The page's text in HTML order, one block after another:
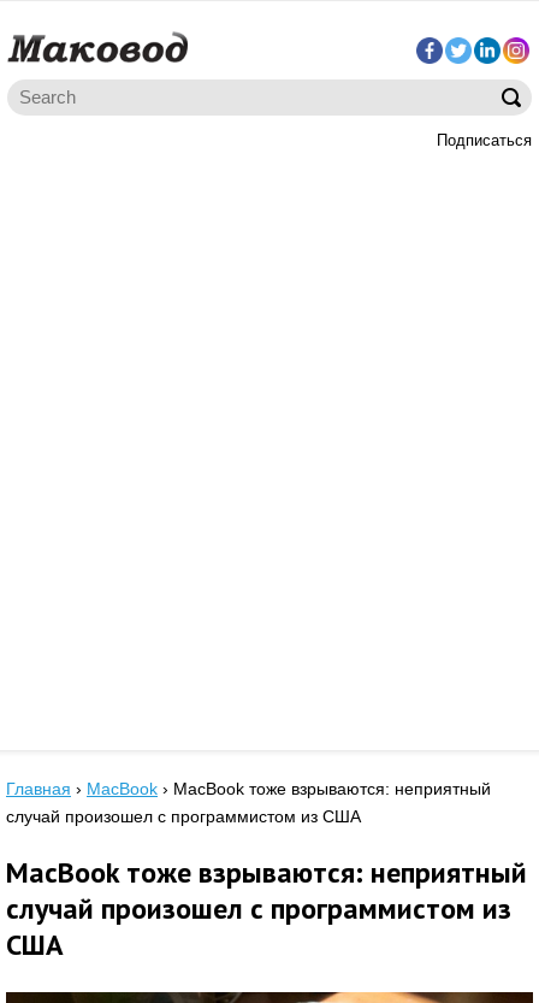
Подписаться
Главная › MacBook › MacBook тоже взрываются: неприятный
случай произошел с программистом из США
MacBook тоже взрываются: неприятный
случай произошел с программистом из
США